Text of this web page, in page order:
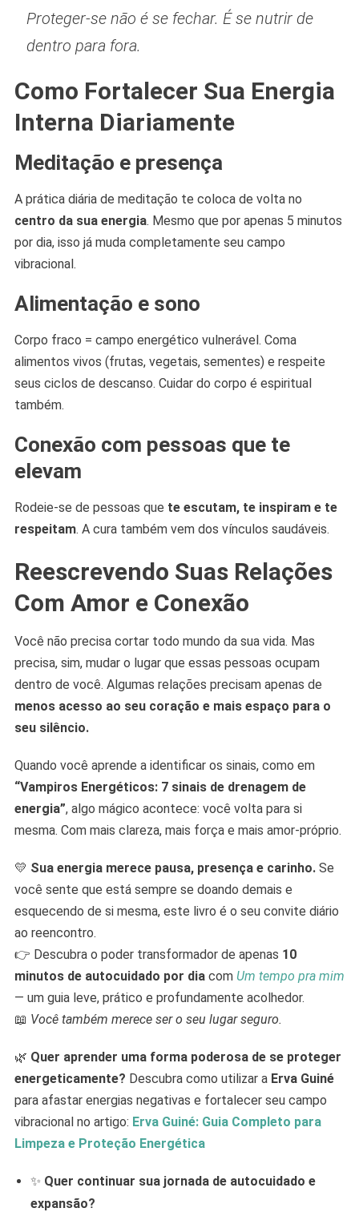
Proteger-se não é se fechar. É se nutrir de
dentro para fora.
Como Fortalecer Sua Energia
Interna Diariamente
Meditação e presença
A prática diária de meditação te coloca de volta no
centro da sua energia. Mesmo que por apenas 5 minutos
por dia, isso já muda completamente seu campo
vibracional.
Alimentação e sono
Corpo fraco = campo energético vulnerável. Coma
alimentos vivos (frutas, vegetais, sementes) e respeite
seus ciclos de descanso. Cuidar do corpo é espiritual
também.
Conexão com pessoas que te
elevam
Rodeie-se de pessoas que te escutam, te inspiram e te
respeitam. A cura também vem dos vínculos saudáveis.
Reescrevendo Suas Relações
Com Amor e Conexão
Você não precisa cortar todo mundo da sua vida. Mas
precisa, sim, mudar o lugar que essas pessoas ocupam
dentro de você. Algumas relações precisam apenas de
menos acesso ao seu coração e mais espaço para o
seu silêncio.
Quando você aprende a identificar os sinais, como em
“Vampiros Energéticos: 7 sinais de drenagem de
energia”, algo mágico acontece: você volta para si
mesma. Com mais clareza, mais força e mais amor-próprio.
💛 Sua energia merece pausa, presença e carinho.Se
você sente que está sempre se doando demais e
esquecendo de si mesma, este livro é o seu convite diário
ao reencontro.
👉 Descubra o poder transformador de apenas 10
minutos de autocuidado por diacom Um tempo pra mim
— um guia leve, prático e profundamente acolhedor.
📖 Você também merece ser o seu lugar seguro.
🌿 Quer aprender uma forma poderosa de se proteger
energeticamente? Descubra como utilizar a Erva Guiné
para afastar energias negativas e fortalecer seu campo
vibracional no artigo: Erva Guiné: Guia Completo para
Limpeza e Proteção Energética
✨ Quer continuar sua jornada de autocuidado e
expansão?